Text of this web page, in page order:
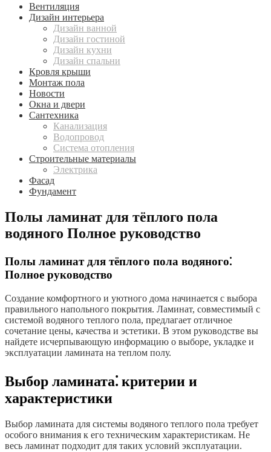
Вентиляция
Дизайн интерьера
Дизайн ванной
Дизайн гостиной
Дизайн кухни
Дизайн спальни
Кровля крыши
Монтаж пола
Новости
Окна и двери
Сантехника
Канализация
Водопровод
Система отопления
Строительные материалы
Электрика
Фасад
Фундамент
Полы ламинат для тёплого пола
водяного Полное руководство
Полы ламинат для тёплого пола водяного⁚
Полное руководство
Создание комфортного и уютного дома начинается с выбора
правильного напольного покрытия. Ламинат, совместимый с
системой водяного теплого пола, предлагает отличное
сочетание цены, качества и эстетики. В этом руководстве вы
найдете исчерпывающую информацию о выборе, укладке и
эксплуатации ламината на теплом полу.
Выбор ламината⁚ критерии и
характеристики
Выбор ламината для системы водяного теплого пола требует
особого внимания к его техническим характеристикам. Не
весь ламинат подходит для таких условий эксплуатации.